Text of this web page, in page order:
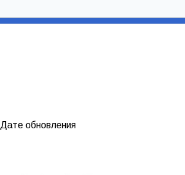
Дате обновления